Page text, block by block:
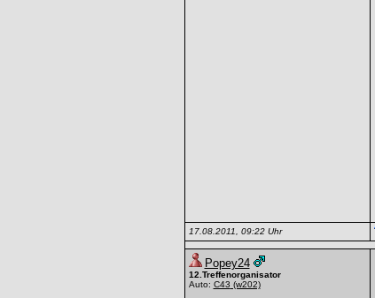
17.08.2011, 09:22 Uhr
Popey24
12.Treffenorganisator
Auto: C43 (w202)